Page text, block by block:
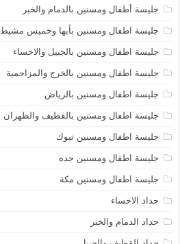
جليسة أطفال ومسنين بالدمام والخبر
جليسة اطفال ومسنين بأبها وخميس مشيط
جليسة اطفال ومسنين بالجبيل والاحساء
جليسة اطفال ومسنين بالخرج والمزاحمية
جليسة اطفال ومسنين بالرياض
جليسة اطفال ومسنين بالقطيف والظهران
جليسة اطفال ومسنين تبوك
جليسة اطفال ومسنين جده
جليسة اطفال ومسنين مكة
حداد الاحساء
حداد الدمام والخبر